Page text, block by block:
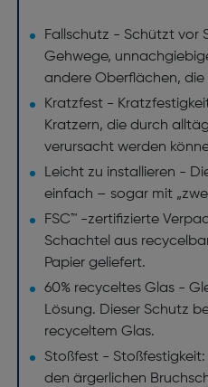
Fallschutz - Schützt vor
Gehwege,
andere Oberflächen,
Kratzfest -
Kratzern, die durch
verursacht werden
Leicht zu installieren -
einfach – sogar mit
FSC™ -zertifizierte
Schachtel aus
Papier geliefert.
60% recyceltes Glas -
Lösung. Dieser Schutz
recyceltem Glas.
Stoßfest -
den ärgerlichen